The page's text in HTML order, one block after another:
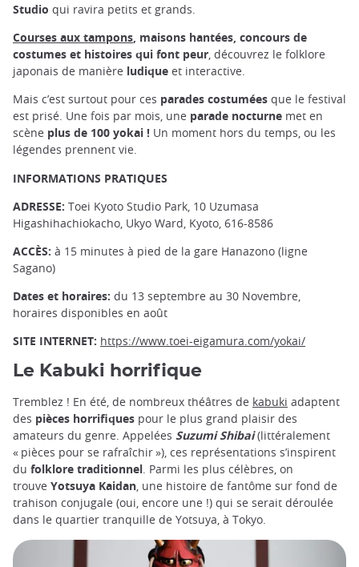
Studio qui ravira petits et grands.
Courses aux tampons, maisons hantées, concours de
costumes et histoires qui font peur, découvrez le folklore
japonais de manière ludique et interactive.
Mais c’est surtout pour ces parades costumées que le festival
est prisé. Une fois par mois, une parade nocturne met en
scène plus de 100 yokai ! Un moment hors du temps, ou les
légendes prennent vie.
INFORMATIONS PRATIQUES
ADRESSE: Toei Kyoto Studio Park, 10 Uzumasa
Higashihachiokacho, Ukyo Ward, Kyoto, 616-8586
ACCÈS: à 15 minutes à pied de la gare Hanazono (ligne
Sagano)
Dates et horaires: du 13 septembre au 30 Novembre,
horaires disponibles en août
SITE INTERNET: https://www.toei-eigamura.com/yokai/
Le Kabuki horrifique
Tremblez ! En été, de nombreux théâtres de kabuki adaptent
des pièces horrifiques pour le plus grand plaisir des
amateurs du genre. Appelées Suzumi Shibai(littéralement
« pièces pour se rafraîchir »), ces représentations s’inspirent
du folklore traditionnel. Parmi les plus célèbres, on
trouve Yotsuya Kaidan, une histoire de fantôme sur fond de
trahison conjugale (oui, encore une !) qui se serait déroulée
dans le quartier tranquille de Yotsuya, à Tokyo.